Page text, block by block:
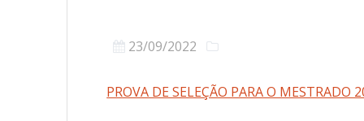
23/09/2022
PROVA DE SELEÇÃO PARA O MESTRADO